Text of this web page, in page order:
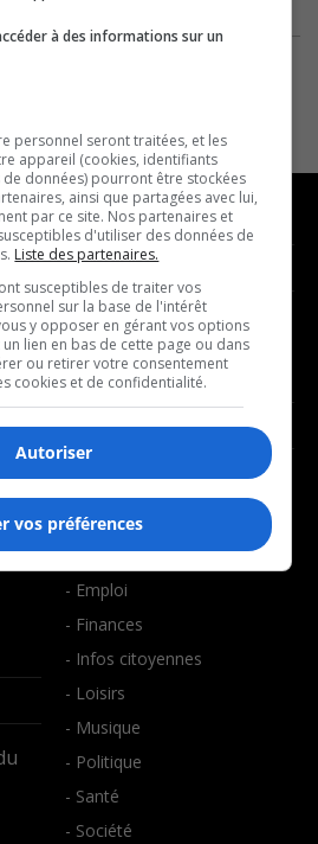
MUSIQUE
- Décompte franco
- Joué récemment
BALADOS
- Art de vivre
- Bien-être
- Emploi
- Finances
- Infos citoyennes
- Loisirs
- Musique
- Politique
- Santé
- Société
à des informations sur un
personnel seront traitées, et les
appareil (cookies, identifiants
données) pourront être stockées
ainsi que partagées avec lui,
par ce site. Nos partenaires et
d'utiliser des données de
Liste des partenaires.
susceptibles de traiter vos
sur la base de l'intérêt
y opposer en gérant vos options
un lien en bas de cette page ou dans
ou retirer votre consentement
cookies et de confidentialité.
Autoriser
vos préférences